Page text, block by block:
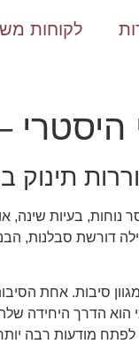
לקוחות
תינוק
נוחות, בעיות
דורשת סבלנות,
סיבות. אחת
הוא הדרך היחידה
מודעות רבה